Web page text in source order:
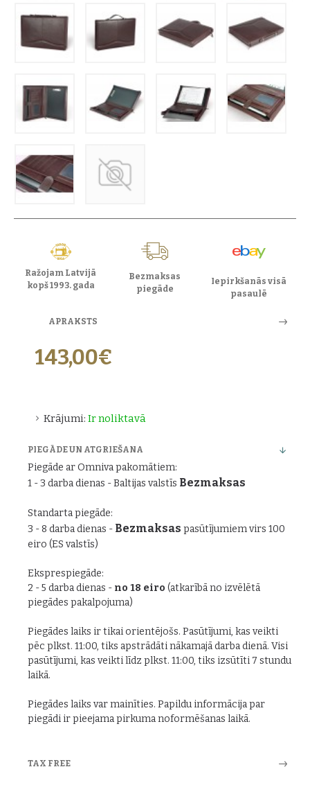
Ražojam Latvijā
kopš 1993. gada
Bezmaksas
piegāde
Iepirkšanās visā
pasaulē
APRAKSTS
Krājumi: Ir noliktavā
143,00€
PIEGĀDE UN ATGRIEŠANA
Piegāde ar Omniva pakomātiem:
1 - 3 darba dienas - Baltijas valstīs Bezmaksas
Standarta piegāde:
3 - 8 darba dienas - Bezmaksas pasūtījumiem virs 100
eiro (ES valstīs)
Eksprespiegāde:
2 - 5 darba dienas - no 18 eiro (atkarībā no izvēlētā
piegādes pakalpojuma)
Piegādes laiks ir tikai orientējošs. Pasūtījumi, kas veikti
pēc plkst. 11:00, tiks apstrādāti nākamajā darba dienā. Visi
pasūtījumi, kas veikti līdz plkst. 11:00, tiks izsūtīti 7 stundu
laikā.
Piegādes laiks var mainīties. Papildu informācija par
piegādi ir pieejama pirkuma noformēšanas laikā.
TAX FREE